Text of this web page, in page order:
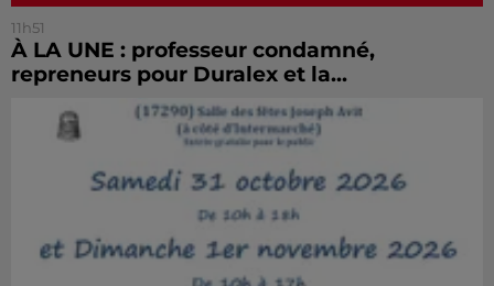
11h51
À LA UNE : professeur condamné,
repreneurs pour Duralex et la...